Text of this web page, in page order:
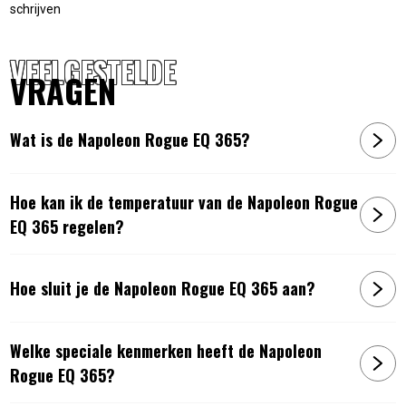
Perfecte warmteregeling
Gestroomlijnd deksel
Vergrendelbare zwenkwielen
Verchroomd warmhoudrek
15 Jaar Beperkte Garantie
apparaten
Eenvoudig onderhoud met zelfreinigende modus en
Uitklapbare zijtafels
Artikelnummer: 0629162151971
schrijven
VEELGESTELDE
VRAGEN
Wat is de Napoleon Rogue EQ 365?
Hoe kan ik de temperatuur van de Napoleon Rogue
EQ 365 regelen?
Hoe sluit je de Napoleon Rogue EQ 365 aan?
Welke speciale kenmerken heeft de Napoleon
Rogue EQ 365?